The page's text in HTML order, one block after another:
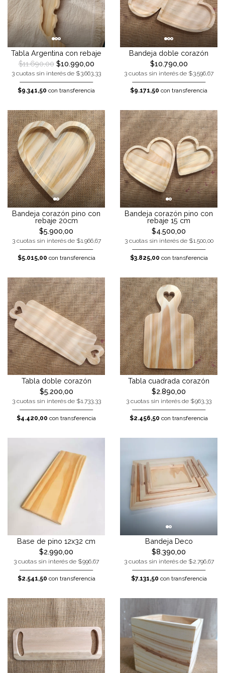
Tabla Argentina con rebaje
$11.690,00$10.990,00
3 cuotas sin interés de $3.663,33
$9.341,50 con transferencia
Bandeja doble corazón
$10.790,00
3 cuotas sin interés de $3.596,67
$9.171,50 con transferencia
Bandeja corazón pino con
rebaje 20cm
$5.900,00
3 cuotas sin interés de $1.966,67
$5.015,00 con transferencia
Bandeja corazón pino con
rebaje 15 cm
$4.500,00
3 cuotas sin interés de $1.500,00
$3.825,00 con transferencia
Tabla doble corazón
$5.200,00
3 cuotas sin interés de $1.733,33
$4.420,00 con transferencia
Tabla cuadrada corazón
$2.890,00
3 cuotas sin interés de $963,33
$2.456,50 con transferencia
Base de pino 12x32 cm
$2.990,00
3 cuotas sin interés de $996,67
$2.541,50 con transferencia
Bandeja Deco
$8.390,00
3 cuotas sin interés de $2.796,67
$7.131,50 con transferencia